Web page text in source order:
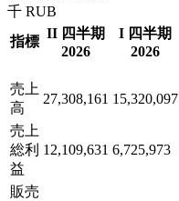
千 RUB
指標
II 四半期
2026
I 四半期
2026
売上
高
27,308,161 15,320,097
売上
総利
益
12,109,631 6,725,973
販売